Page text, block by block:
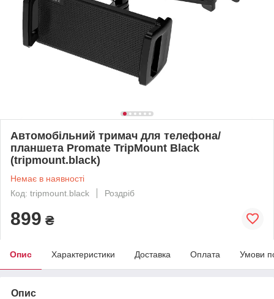
Автомобільний тримач для телефона/
планшета Promate TripMount Black
(tripmount.black)
Немає в наявності
Код: tripmount.black
Роздріб
899 ₴
Опис Характеристики Доставка Оплата Умови
Опис